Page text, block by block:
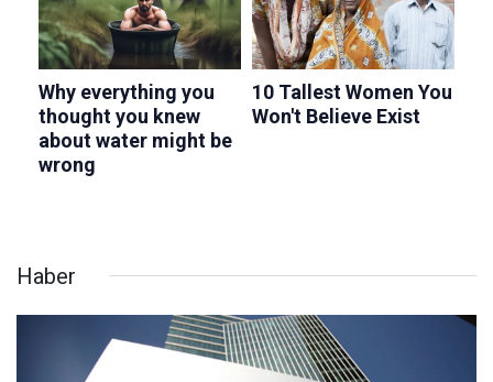
Haber